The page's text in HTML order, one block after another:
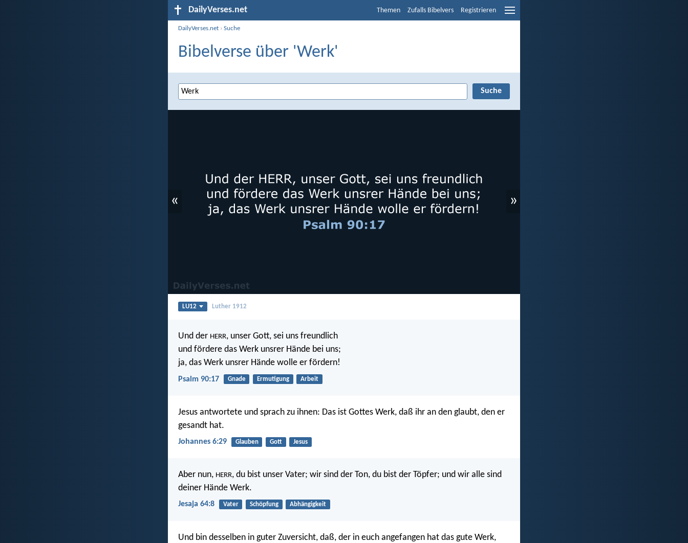
DailyVerses.net Themen Zufalls Bibelvers Registrieren
DailyVerses.net ›Suche
Bibelverse über 'Werk'
« »
LU12 Luther 1912
Und der HERR, unser Gott, sei uns freundlich
und fördere das Werk unsrer Hände bei uns;
ja, das Werk unsrer Hände wolle er fördern!
Psalm 90:17 Gnade Ermutigung Arbeit
Jesus antwortete und sprach zu ihnen: Das ist Gottes Werk, daß ihr an den glaubt, den er
gesandt hat.
Johannes 6:29 Glauben Gott Jesus
Aber nun, HERR, du bist unser Vater; wir sind der Ton, du bist der Töpfer; und wir alle sind
deiner Hände Werk.
Jesaja 64:8 Vater Schöpfung Abhängigkeit
Und bin desselben in guter Zuversicht, daß, der in euch angefangen hat das gute Werk,